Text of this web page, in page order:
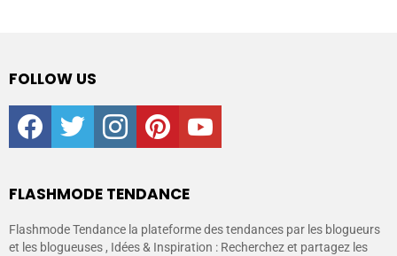
FOLLOW US
facebooktwitter instagrampinterestyoutube
FLASHMODE TENDANCE
Flashmode Tendance la plateforme des tendances par les blogueurs
et les blogueuses , Idées & Inspiration : Recherchez et partagez les